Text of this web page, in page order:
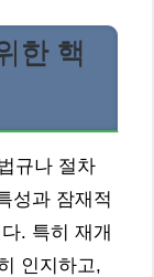
한 핵
규나 절차
성과 잠재적
. 특히 재개
인지하고,